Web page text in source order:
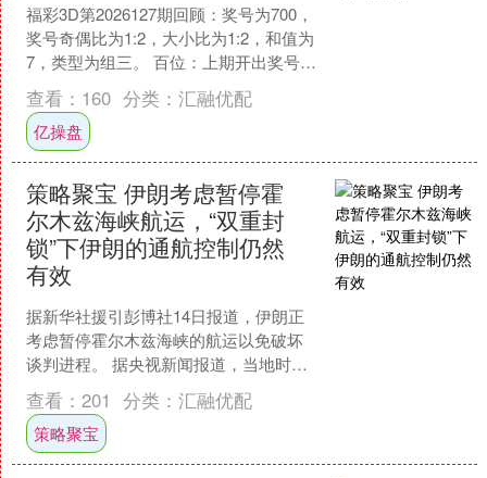
福彩3D第2026127期回顾：奖号为700，
奖号奇偶比为1:2，大小比为1:2，和值为
7，类型为组三。 百位：上期开出奖号为
大号奇数：7，分析最近7期走势，该....
查看： 160 分类： 汇融优配
亿操盘
策略聚宝 伊朗考虑暂停霍
尔木兹海峡航运，“双重封
锁”下伊朗的通航控制仍然
有效
据新华社援引彭博社14日报道，伊朗正
考虑暂停霍尔木兹海峡的航运以免破坏
谈判进程。 据央视新闻报道，当地时间4
月14日，伊朗石油部长穆赫辛·帕克内贾
德称，自本次与....
查看： 201 分类： 汇融优配
策略聚宝